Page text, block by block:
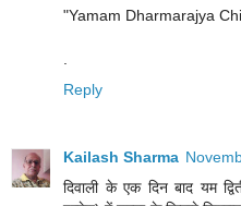
"Yamam Dharmarajya
Reply
Kailash Sharma
दिवाली के एक दिन बाद यम